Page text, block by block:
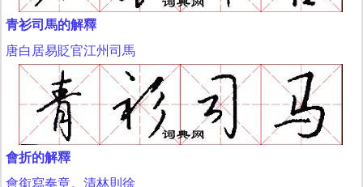
青衫司馬的解釋
唐白居易貶官江州司馬
會折的解釋
會銜寫奏章。清林則徐